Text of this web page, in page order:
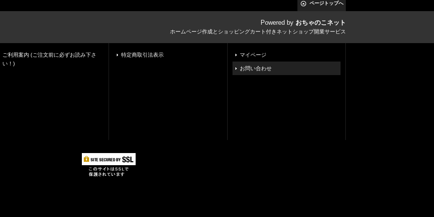
ページトップへ
Powered by おちゃのこネット
ホームページ作成とショッピングカート付きネットショップ開業サービス
ご利用案内 (ご注文前に必ずお読み下さ
い！)
特定商取引法表示 マイページ
お問い合わせ